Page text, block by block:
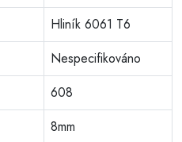
Hliník 6061 T6
Nespecifikováno
608
8mm